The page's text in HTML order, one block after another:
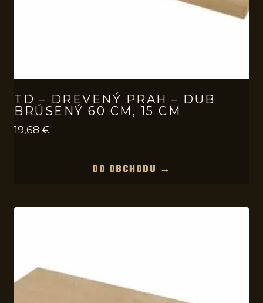
TD – DREVENÝ PRAH – DUB
BRÚSENÝ 60 CM, 15 CM
19,68 €
DO OBCHODU →